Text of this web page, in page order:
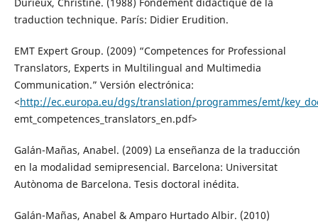
traduction technique. París: Didier Erudition.
EMT Expert Group. (2009) “Competences for Professional
Translators, Experts in Multilingual and Multimedia
Communication.” Versión electrónica:
<http://ec.europa.eu/dgs/translation/programmes/emt/
emt_competences_translators_en.pdf>
Galán-Mañas, Anabel. (2009) La enseñanza de la traducción
en la modalidad semipresencial. Barcelona: Universitat
Autònoma de Barcelona. Tesis doctoral inédita.
Galán-Mañas, Anabel & Amparo Hurtado Albir. (2010)